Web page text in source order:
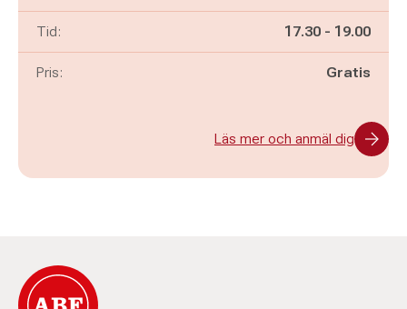
Tid: Pågår mellan
17.30 - och
19.00
Pris: Gratis
Läs mer och anmäl dig